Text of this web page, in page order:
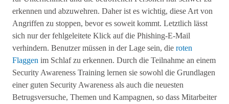
erkennen und abzuwehren. Daher ist es wichtig, diese Art von
Angriffen zu stoppen, bevor es soweit kommt. Letztlich lässt
sich nur der fehlgeleitete Klick auf die Phishing-E-Mail
verhindern. Benutzer müssen in der Lage sein, die roten
Flaggen im Schlaf zu erkennen. Durch die Teilnahme an einem
Security Awareness Training lernen sie sowohl die Grundlagen
einer guten Security Awareness als auch die neuesten
Betrugsversuche, Themen und Kampagnen, so dass Mitarbeiter